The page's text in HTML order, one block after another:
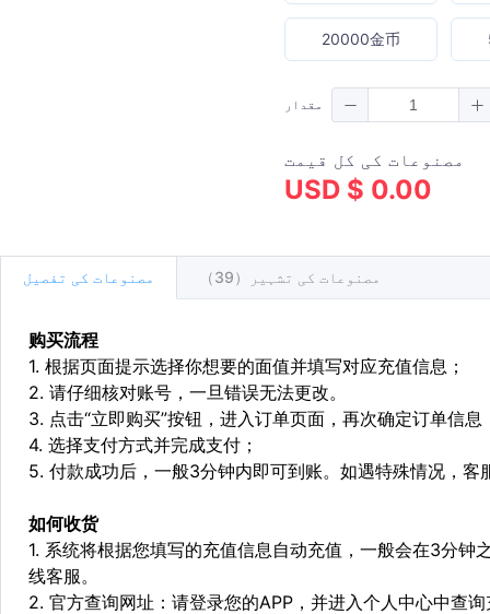
20000金币
مقدار
مصنوعات کی کل قیمت
USD $ 0.00
مصنوعات کی تفصیل مصنوعات کی تشہیر（39）
购买流程
1. 根据页面提示选择你想要的面值并填写对应充值信息；
2. 请仔细核对账号，一旦错误无法更改。
3. 点击“立即购买”按钮，进入订单页面，再次确定订单信息
4. 选择支付方式并完成支付；
5. 付款成功后，一般3分钟内即可到账。如遇特殊情况，
如何收货
1. 系统将根据您填写的充值信息自动充值，一般会在3分
线客服。
2. 官方查询网址：请登录您的APP，并进入个人中心中查